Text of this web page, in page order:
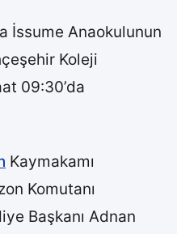
İssume Anaokulunun
Koleji
09:30’da
Kaymakamı
Komutanı
Başkanı Adnan